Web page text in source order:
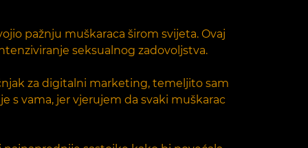
pažnju muškaraca širom svijeta. Ovaj
seksualnog zadovoljstva.
za digitalni marketing, temeljito sam
s vama, jer vjerujem da svaki muškarac